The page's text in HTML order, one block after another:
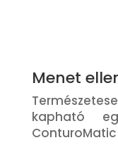
Menet
kapható
ConturoMatic